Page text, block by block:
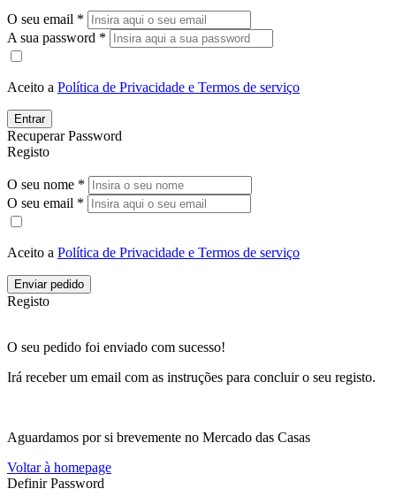
O seu email *
A sua password *
Aceito a Política de Privacidade e Termos de serviço
Entrar
Recuperar Password
Registo
O seu nome *
O seu email *
Aceito a Política de Privacidade e Termos de serviço
Enviar pedido
Registo
O seu pedido foi enviado com sucesso!
Irá receber um email com as instruções para concluir o seu registo.
Aguardamos por si brevemente no Mercado das Casas
Voltar à homepage
Definir Password